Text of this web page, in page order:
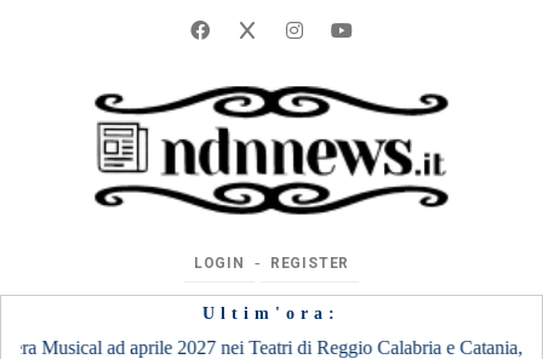
LOGIN ‐ REGISTER
Ultim'ora:
Calabria e Catania, uniche date al Sud | 21:36REDEL